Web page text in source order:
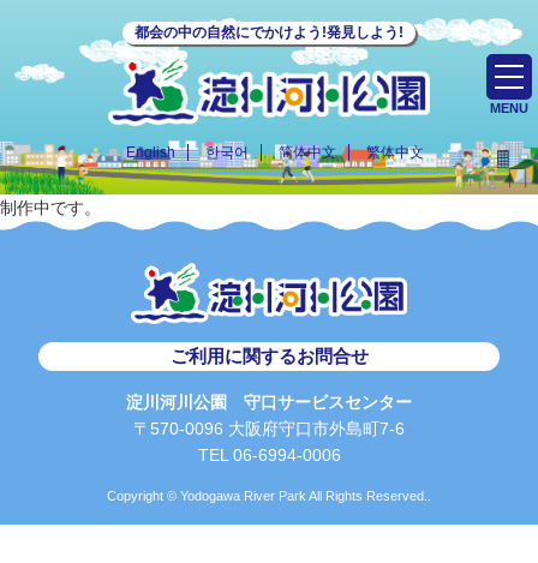
都会の中の自然にでかけよう!発見しよう!
English 한국어 简体中文 繁体中文
MENU
制作中です。
ご利用に関するお問合せ
淀川河川公園 守口サービスセンター
〒570-0096 大阪府守口市外島町7-6
TEL 06-6994-0006
Copyright © Yodogawa River Park All Rights Reserved..